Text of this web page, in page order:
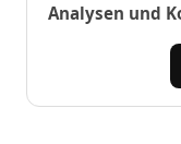
Analysen und